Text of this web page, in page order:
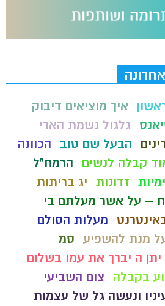
איך מוציאים דיבוק
גלגול נשמת הארי
הבעל שם טוב
הכוונה
קבלה לנשים
הרמח"ל
זדונות יג בריתות
– על אשר מעלתם בי
מעלות הסולם
מנת להשפיע סמ
ה יברך את עמו בשלום
בקבלה
צום השביעי
ונעשה גל של עצמות